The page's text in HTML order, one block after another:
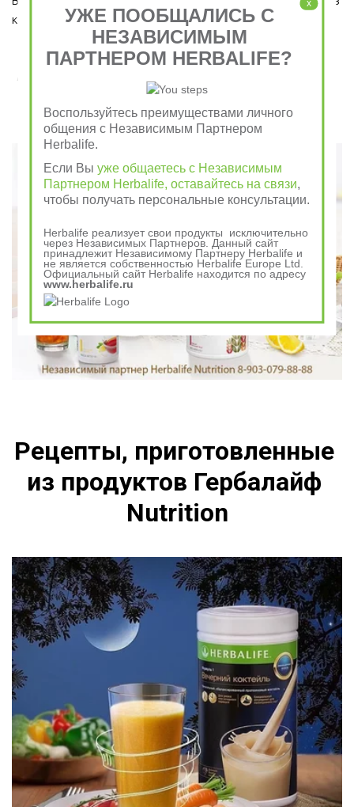
коем случае пропускать нельзя!
Говорили в древности
Рецепты, приготовленные
из продуктов Гербалайф
Nutrition
x
УЖЕ ПООБЩАЛИСЬ С
НЕЗАВИСИМЫМ
ПАРТНЕРОМ HERBALIFE?
Воспользуйтесь преимуществами личного
общения с Независимым Партнером
Herbalife.
Если Выуже общаетесь с Независимым
Партнером Herbalife, оставайтесь на связи,
чтобы получать персональные консультации.
Herbalife реализует свои продукты исключительно
через Независимых Партнеров. Данный сайт
принадлежит Независимому Партнеру Herbalife и
не является собственностью Herbalife Europe Ltd.
Официальный сайт Herbalife находится по адресу
www.herbalife.ru